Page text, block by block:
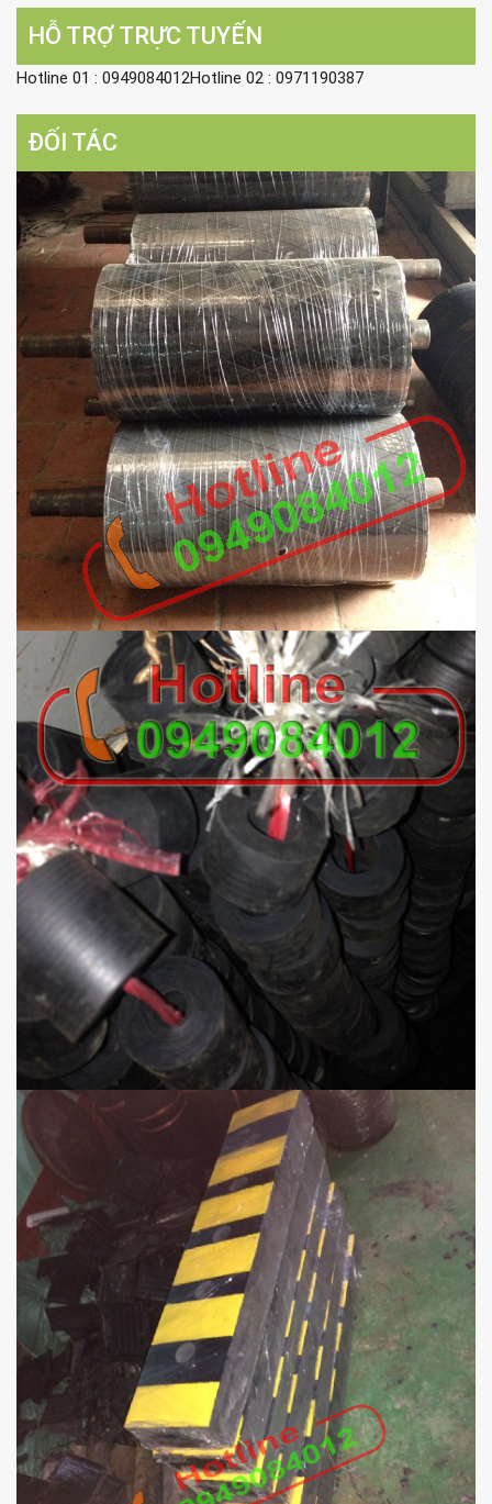
HỖ TRỢ TRỰC TUYẾN
Hotline 01 : 0949084012Hotline 02 : 0971190387
ĐỐI TÁC